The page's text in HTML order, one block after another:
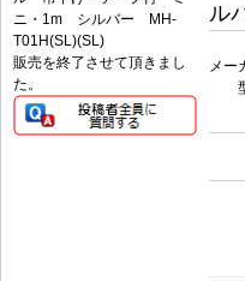
販売を終了させて頂きまし
た。
ル
メー